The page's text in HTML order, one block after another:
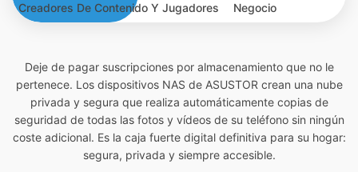
Creadores De Contenido Y Jugadores Negocio
Deje de pagar suscripciones por almacenamiento que no le
pertenece. Los dispositivos NAS de ASUSTOR crean una nube
privada y segura que realiza automáticamente copias de
seguridad de todas las fotos y vídeos de su teléfono sin ningún
coste adicional. Es la caja fuerte digital definitiva para su hogar:
segura, privada y siempre accesible.